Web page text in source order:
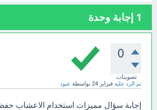
1 إجابة وحدة
0
تصويتات
تم الرد عليه فبراير 24 بواسطة عبود
إجابة سؤال مميزات استخدام الاعشاب